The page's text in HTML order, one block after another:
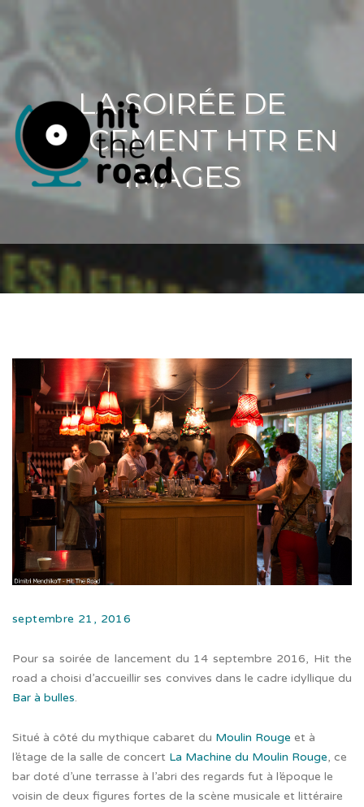
LA SOIRÉE DE
LANCEMENT HTR EN
IMAGES
septembre 21, 2016
Pour sa soirée de lancement du 14 septembre 2016, Hit the
road a choisi d’accueillir ses convives dans le cadre idyllique du
Bar à bulles.
Situé à côté du mythique cabaret du Moulin Rouge et à
l’étage de la salle de concert La Machine du Moulin Rouge, ce
bar doté d’une terrasse à l’abri des regards fut à l’époque le
voisin de deux figures fortes de la scène musicale et littéraire